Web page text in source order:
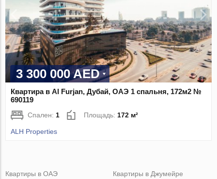
3 300 000 AED
Квартира в Al Furjan, Дубай, ОАЭ 1 спальня, 172м2 №
690119
Спален:1 Площадь:172 м²
ALH Properties
Квартиры в ОАЭ
Квартиры в Джумейре